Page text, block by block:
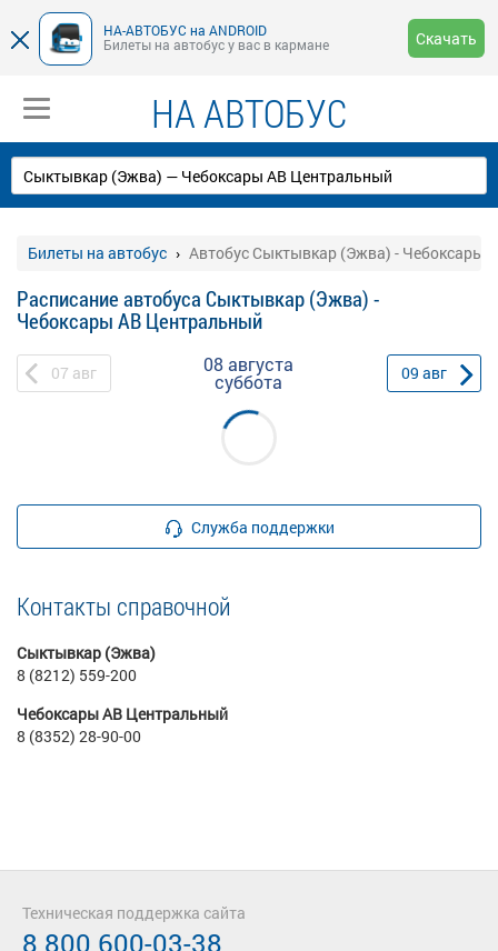
НА-АВТОБУС на ANDROID
Билеты на автобус у вас в кармане
Скачать
НА АВТОБУС
Билеты на автобус Автобус Сыктывкар (Эжва) - Чебоксары
Расписание автобуса Сыктывкар (Эжва) -
Чебоксары АВ Центральный
07 авг 08 августа
суббота 09 авг
Служба поддержки
Контакты справочной
Сыктывкар (Эжва)
8 (8212) 559-200
Чебоксары АВ Центральный
8 (8352) 28-90-00
Техническая поддержка сайта
8 800 600-03-38